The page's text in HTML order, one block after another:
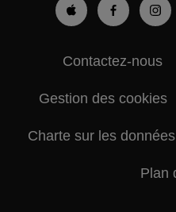
Contactez-nous
Gestion des cookies
Charte sur les
Plan